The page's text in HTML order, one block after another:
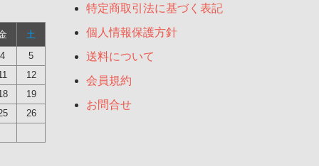
土
4
5
12
19
26
特定商取引法に基づく表記
個人情報保護方針
送料について
会員規約
お問合せ